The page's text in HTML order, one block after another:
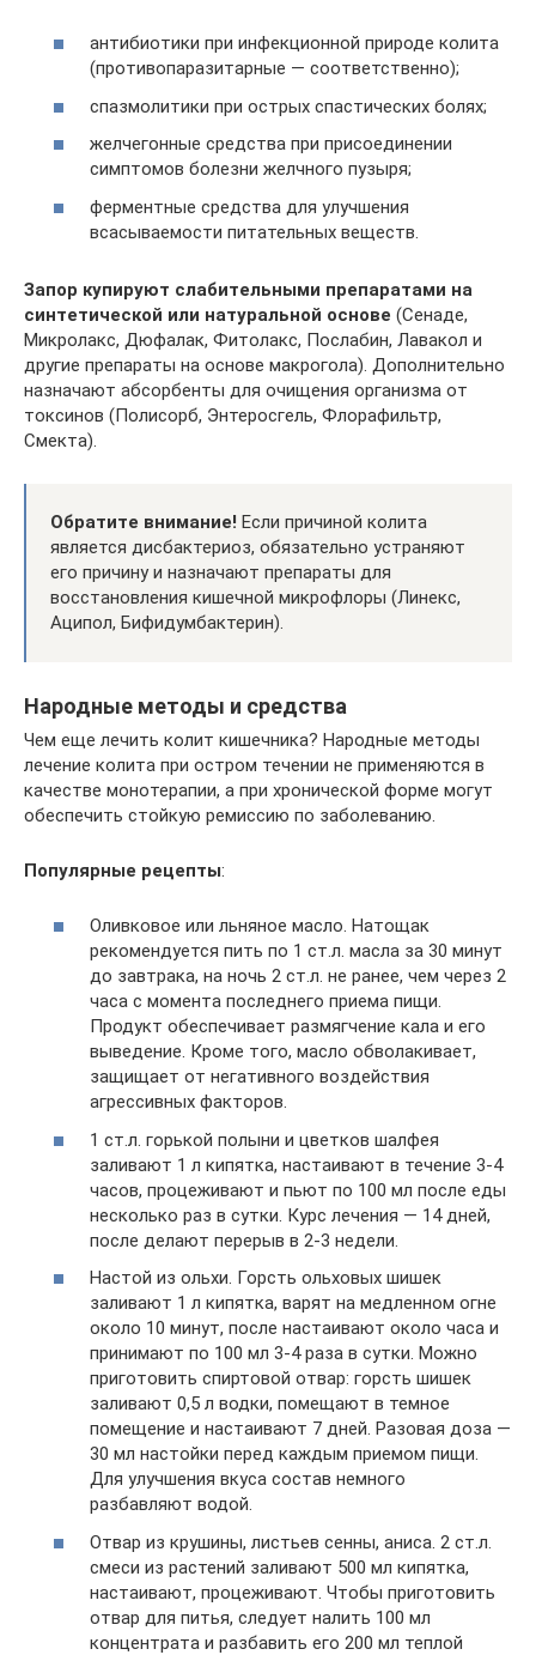
антибиотики при инфекционной природе колита
(противопаразитарные — соответственно);
спазмолитики при острых спастических болях;
желчегонные средства при присоединении
симптомов болезни желчного пузыря;
ферментные средства для улучшения
всасываемости питательных веществ.
Запор купируют слабительными препаратами на
синтетической или натуральной основе (Сенаде,
Микролакс, Дюфалак, Фитолакс, Послабин, Лавакол и
другие препараты на основе макрогола). Дополнительно
назначают абсорбенты для очищения организма от
токсинов (Полисорб, Энтеросгель, Флорафильтр,
Смекта).
Обратите внимание! Если причиной колита
является дисбактериоз, обязательно устраняют
его причину и назначают препараты для
восстановления кишечной микрофлоры (Линекс,
Аципол, Бифидумбактерин).
Народные методы и средства
Чем еще лечить колит кишечника? Народные методы
лечение колита при остром течении не применяются в
качестве монотерапии, а при хронической форме могут
обеспечить стойкую ремиссию по заболеванию.
Популярные рецепты:
Оливковое или льняное масло. Натощак
рекомендуется пить по 1 ст.л. масла за 30 минут
до завтрака, на ночь 2 ст.л. не ранее, чем через 2
часа с момента последнего приема пищи.
Продукт обеспечивает размягчение кала и его
выведение. Кроме того, масло обволакивает,
защищает от негативного воздействия
агрессивных факторов.
1 ст.л. горькой полыни и цветков шалфея
заливают 1 л кипятка, настаивают в течение 3-4
часов, процеживают и пьют по 100 мл после еды
несколько раз в сутки. Курс лечения — 14 дней,
после делают перерыв в 2-3 недели.
Настой из ольхи. Горсть ольховых шишек
заливают 1 л кипятка, варят на медленном огне
около 10 минут, после настаивают около часа и
принимают по 100 мл 3-4 раза в сутки. Можно
приготовить спиртовой отвар: горсть шишек
заливают 0,5 л водки, помещают в темное
помещение и настаивают 7 дней. Разовая доза —
30 мл настойки перед каждым приемом пищи.
Для улучшения вкуса состав немного
разбавляют водой.
Отвар из крушины, листьев сенны, аниса. 2 ст.л.
смеси из растений заливают 500 мл кипятка,
настаивают, процеживают. Чтобы приготовить
отвар для питья, следует налить 100 мл
концентрата и разбавить его 200 мл теплой